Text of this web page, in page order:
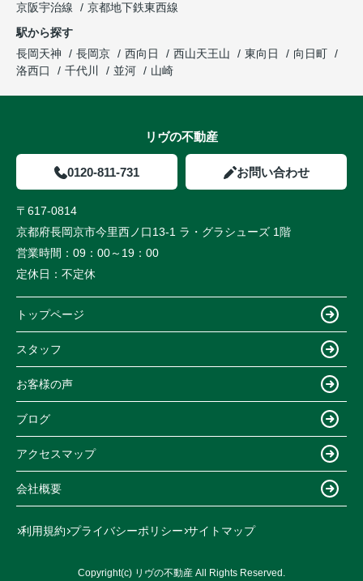
京阪宇治線
京都地下鉄東西線
駅から探す
長岡天神
長岡京 西向日 西山天王山 東向日
向日町
洛西口
千代川 並河 山崎
リヴの不動産
0120-811-731 お問い合わせ
〒617-0814
京都府長岡京市今里西ノ口13-1 ラ・グラシューズ 1階
営業時間： 09：00～19：00
定休日： 不定休
トップページ
スタッフ
お客様の声
ブログ
アクセスマップ
会社概要
利用規約 プライバシーポリシー サイトマップ
Copyright(c) リヴの不動産 All Rights Reserved.